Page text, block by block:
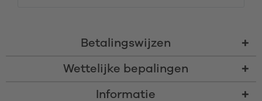
Betalingswijzen
Wettelijke bepalingen
Informatie